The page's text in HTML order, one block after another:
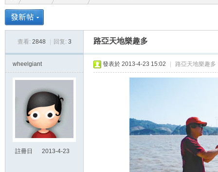
查看: 2848 回复: 3 路亞天地樂趣多
wheelgiant
註冊日
2013-4-23
發表於 2013-4-23 15:02 路亞天地樂趣多